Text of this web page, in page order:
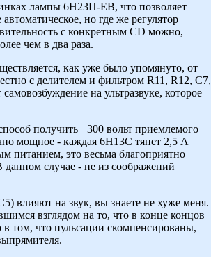
лампы 6Н23П-ЕВ, что позволяет
но где же регулятор
с конкретным CD можно,
чем в два раза.
как уже было упомянуто, от
с делителем и фильтром R11, R12, C7,
на ультразвуке, которое
получить +300 вольт приемлемого
мощное - каждая 6Н13С тянет 2,5 А
питанием, это весьма благоприятно
данном случае - не из соображений
влияют на звук, вы знаете не хуже меня.
взглядом на то, что в конце концов
том, что пульсации скомпенсированы,